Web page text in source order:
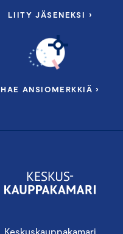
Keskuskauppakamari
LIITY JÄSENEKSI ›
HAE ANSIOMERKKIÄ ›